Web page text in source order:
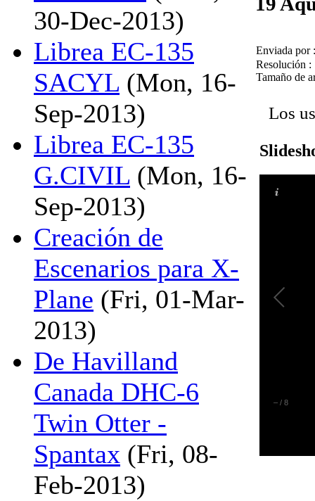
30-Dec-2013)
Librea EC-135
SACYL (Mon, 16-
Sep-2013)
Librea EC-135
G.CIVIL (Mon, 16-
Sep-2013)
Creación de
Escenarios para X-
Plane (Fri, 01-Mar-
2013)
De Havilland
Canada DHC-6
Twin Otter -
Spantax (Fri, 08-
Feb-2013)
Enviada por
Resolución :
Tamaño de
Los
– / 8